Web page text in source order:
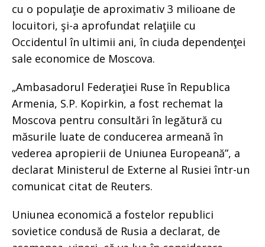
cu o populaţie de aproximativ 3 milioane de
locuitori, şi-a aprofundat relaţiile cu
Occidentul în ultimii ani, în ciuda dependenţei
sale economice de Moscova.
„Ambasadorul Federaţiei Ruse în Republica
Armenia, S.P. Kopirkin, a fost rechemat la
Moscova pentru consultări în legătură cu
măsurile luate de conducerea armeană în
vederea apropierii de Uniunea Europeană”, a
declarat Ministerul de Externe al Rusiei într-un
comunicat citat de Reuters.
Uniunea economică a fostelor republici
sovietice condusă de Rusia a declarat, de